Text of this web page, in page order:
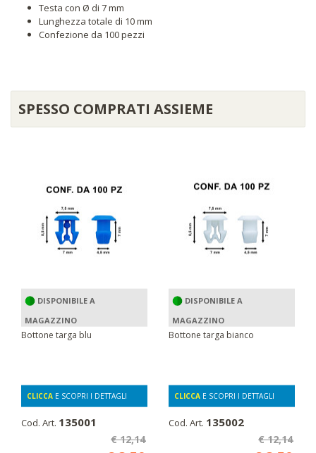
Testa con Ø di 7 mm
Lunghezza totale di 10 mm
Confezione da 100 pezzi
SPESSO COMPRATI ASSIEME
DISPONIBILE A
MAGAZZINO
Bottone targa blu
CLICCA E SCOPRI I DETTAGLI
Cod. Art. 135001
€ 12,14
DISPONIBILE A
MAGAZZINO
Bottone targa bianco
CLICCA E SCOPRI I DETTAGLI
Cod. Art. 135002
€ 12,14